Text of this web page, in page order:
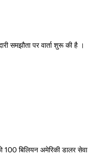
समझौता पर वार्ता शुरू की है ।
100 बिलियन अमेरिकी डालर सेवा